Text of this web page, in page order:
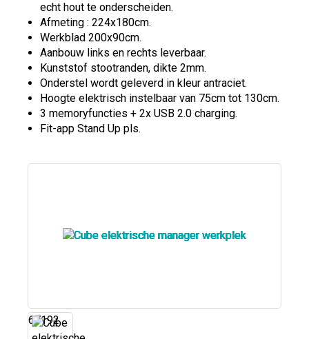
echt hout te onderscheiden.
Afmeting : 224x180cm.
Werkblad 200x90cm.
Aanbouw links en rechts leverbaar.
Kunststof stootranden, dikte 2mm.
Onderstel wordt geleverd in kleur antraciet.
Hoogte elektrisch instelbaar van 75cm tot 130cm.
3 memoryfuncties + 2x USB 2.0 charging.
Fit-app Stand Up pls.
67192